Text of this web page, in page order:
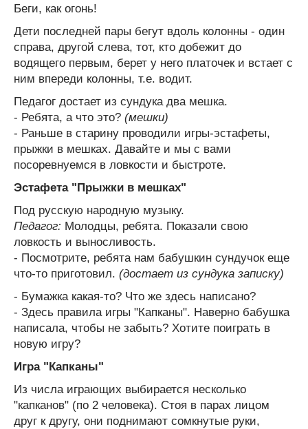
Беги, как огонь!
Дети последней пары бегут вдоль колонны - один
справа, другой слева, тот, кто добежит до
водящего первым, берет у него платочек и встает с
ним впереди колонны, т.е. водит.
Педагог достает из сундука два мешка.
- Ребята, а что это? (мешки)
- Раньше в старину проводили игры-эстафеты,
прыжки в мешках. Давайте и мы с вами
посоревнуемся в ловкости и быстроте.
Эстафета "Прыжки в мешках"
Под русскую народную музыку.
Педагог: Молодцы, ребята. Показали свою
ловкость и выносливость.
- Посмотрите, ребята нам бабушкин сундучок еще
что-то приготовил. (достает из сундука записку)
- Бумажка какая-то? Что же здесь написано?
- Здесь правила игры "Капканы". Наверно бабушка
написала, чтобы не забыть? Хотите поиграть в
новую игру?
Игра "Капканы"
Из числа играющих выбирается несколько
"капканов" (по 2 человека). Стоя в парах лицом
друг к другу, они поднимают сомкнутые руки,